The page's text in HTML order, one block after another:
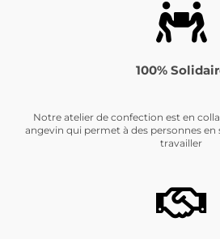
100%
Notre atelier de confection est en
angevin qui permet à des personnes
travailler